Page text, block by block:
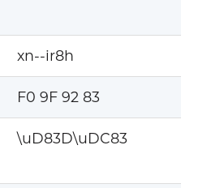
xn--ir8h
F0 9F 92 83
\uD83D\uDC83